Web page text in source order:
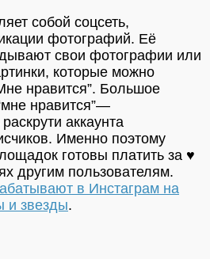
собой соцсеть,
фотографий. Её
свои фотографии или
которые можно
нравится”. Большое
нравится”—
аккаунта
Именно поэтому
готовы платить за ♥
другим пользователям.
в Инстаграм на
и звезды.